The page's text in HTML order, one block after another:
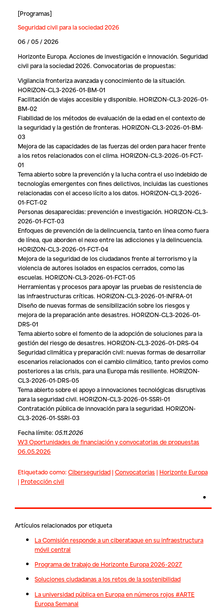
[Programas]
Seguridad civil para la sociedad 2026
06 / 05 / 2026
Horizonte Europa. Acciones de investigación e innovación. Seguridad
civil para la sociedad 2026. Convocatorias de propuestas:
Vigilancia fronteriza avanzada y conocimiento de la situación.
HORIZON-CL3-2026-01-BM-01
Facilitación de viajes accesible y disponible. HORIZON-CL3-2026-01-
BM-02
Fiabilidad de los métodos de evaluación de la edad en el contexto de
la seguridad y la gestión de fronteras. HORIZON-CL3-2026-01-BM-
03
Mejora de las capacidades de las fuerzas del orden para hacer frente
a los retos relacionados con el clima. HORIZON-CL3-2026-01-FCT-
01
Tema abierto sobre la prevención y la lucha contra el uso indebido de
tecnologías emergentes con fines delictivos, incluidas las cuestiones
relacionadas con el acceso lícito a los datos. HORIZON-CL3-2026-
01-FCT-02
Personas desaparecidas: prevención e investigación. HORIZON-CL3-
2026-01-FCT-03
Enfoques de prevención de la delincuencia, tanto en línea como fuera
de línea, que aborden el nexo entre las adicciones y la delincuencia.
HORIZON-CL3-2026-01-FCT-04
Mejora de la seguridad de los ciudadanos frente al terrorismo y la
violencia de autores isolados en espacios cerrados, como las
escuelas. HORIZON-CL3-2026-01-FCT-05
Herramientas y procesos para apoyar las pruebas de resistencia de
las infraestructuras críticas. HORIZON-CL3-2026-01-INFRA-01
Diseño de nuevas formas de sensibilización sobre los riesgos y
mejora de la preparación ante desastres. HORIZON-CL3-2026-01-
DRS-01
Tema abierto sobre el fomento de la adopción de soluciones para la
gestión del riesgo de desastres. HORIZON-CL3-2026-01-DRS-04
Seguridad climática y preparación civil: nuevas formas de desarrollar
escenarios relacionados con el cambio climático, tanto previos como
posteriores a las crisis, para una Europa más resiliente. HORIZON-
CL3-2026-01-DRS-05
Tema abierto sobre el apoyo a innovaciones tecnológicas disruptivas
para la seguridad civil. HORIZON-CL3-2026-01-SSRI-01
Contratación pública de innovación para la seguridad. HORIZON-
CL3-2026-01-SSRI-03
Fecha límite:05.11.2026
W3 Oportunidades de financiación y convocatorias de propuestas
06.05.2026
Etiquetado como:Ciberseguridad| Convocatorias| Horizonte Europa
| Protección civil
Artículos relacionados por etiqueta
La Comisión responde a un ciberataque en su infraestructura
móvil central
Programa de trabajo de Horizonte Europa 2026-2027
Soluciones ciudadanas a los retos de la sostenibilidad
La universidad pública en Europa en números rojos #ARTE
Europa Semanal